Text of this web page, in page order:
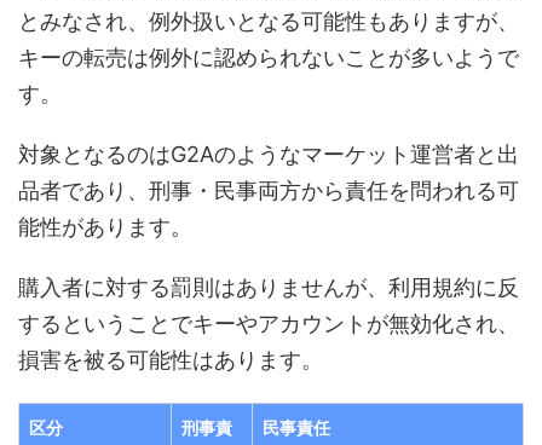
とみなされ、例外扱いとなる可能性もありますが、
キーの転売は例外に認められないことが多いようで
す。
対象となるのはG2Aのようなマーケット運営者と出
品者であり、刑事・民事両方から責任を問われる可
能性があります。
購入者に対する罰則はありませんが、利用規約に反
するということでキーやアカウントが無効化され、
損害を被る可能性はあります。
区分
刑事責
民事責任